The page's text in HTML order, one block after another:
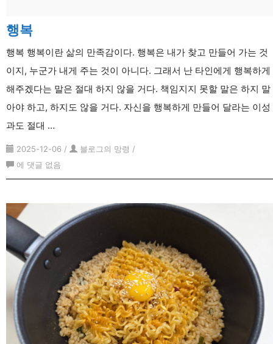
행복
행복 행복이란 삶의 만족감이다. 행복은 내가 찾고 만들어 가는 것
이지, 누군가 내게 주는 것이 아니다. 그래서 난 타인에게 행복하게
해주겠다는 말은 절대 하지 않을 거다. 책임지지 못할 말은 하지 말
아야 하고, 하지도 않을 거다. 자신을 행복하게 만들어 달라는 이성
과도 절대 …
2025-12-06 / 블로그의 망령 /
행
복
에 댓글 없음